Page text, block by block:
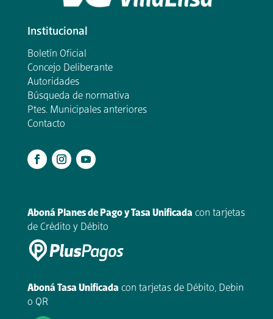
Institucional
Boletín Oficial
Concejo Deliberante
Autoridades
Búsqueda de normativa
Ptes. Municipales anteriores
Contacto
Aboná Planes de Pago y Tasa Unificada con tarjetas
de Crédito y Débito
Aboná Tasa Unificada con tarjetas de Débito, Debin
o QR